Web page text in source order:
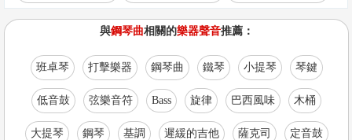
與鋼琴曲相關的樂器聲音推薦：
班卓琴 打擊樂器 鋼琴曲 鐵琴 小提琴 琴鍵
低音鼓 弦樂音符 Bass 旋律 巴西風味 木桶
大提琴 鋼琴 基調 遲緩的吉他 薩克司 定音鼓